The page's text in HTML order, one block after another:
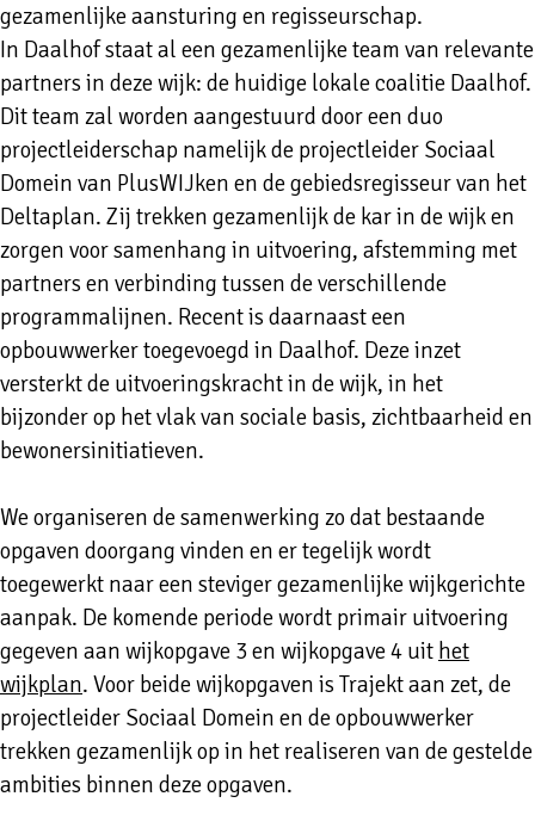
gezamenlijke aansturing en regisseurschap.
In Daalhof staat al een gezamenlijke team van relevante
partners in deze wijk: de huidige lokale coalitie Daalhof.
Dit team zal worden aangestuurd door een duo
projectleiderschap namelijk de projectleider Sociaal
Domein van PlusWIJken en de gebiedsregisseur van het
Deltaplan. Zij trekken gezamenlijk de kar in de wijk en
zorgen voor samenhang in uitvoering, afstemming met
partners en verbinding tussen de verschillende
programmalijnen. Recent is daarnaast een
opbouwwerker toegevoegd in Daalhof. Deze inzet
versterkt de uitvoeringskracht in de wijk, in het
bijzonder op het vlak van sociale basis, zichtbaarheid en
bewonersinitiatieven.
We organiseren de samenwerking zo dat bestaande
opgaven doorgang vinden en er tegelijk wordt
toegewerkt naar een steviger gezamenlijke wijkgerichte
aanpak. De komende periode wordt primair uitvoering
gegeven aan wijkopgave 3 en wijkopgave 4 uit het
wijkplan. Voor beide wijkopgaven is Trajekt aan zet, de
projectleider Sociaal Domein en de opbouwwerker
trekken gezamenlijk op in het realiseren van de gestelde
ambities binnen deze opgaven.